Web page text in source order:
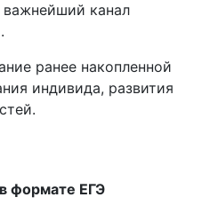
важнейший канал
ранее накопленной
индивида, развития
формате ЕГЭ